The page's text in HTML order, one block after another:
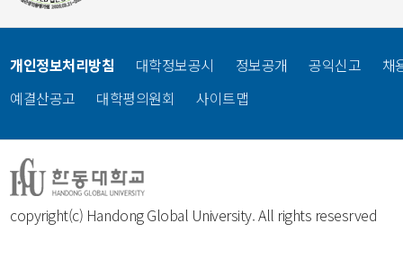
copyright(c) Handong Global University. All rights resesrved
개인정보처리방침 대학정보공시 정보공개 공익신고
채
예결산공고
대학평의원회 사이트맵